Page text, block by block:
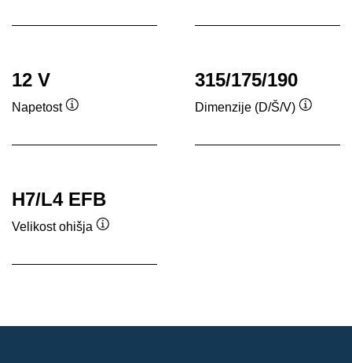
12 V
Napetost
315/175/190
Dimenzije (D/Š/V)
H7/L4 EFB
Velikost ohišja